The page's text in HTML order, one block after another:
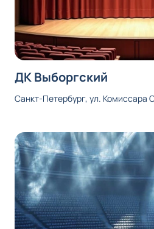
ДК Выборгский
Санкт-Петербург, ул. Комиссара